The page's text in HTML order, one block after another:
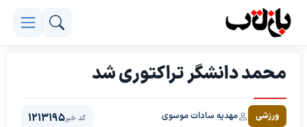
محمد دانشگر تراکتوری شد
ورزشی مهدیه سادات موسوی کد خبر1213195